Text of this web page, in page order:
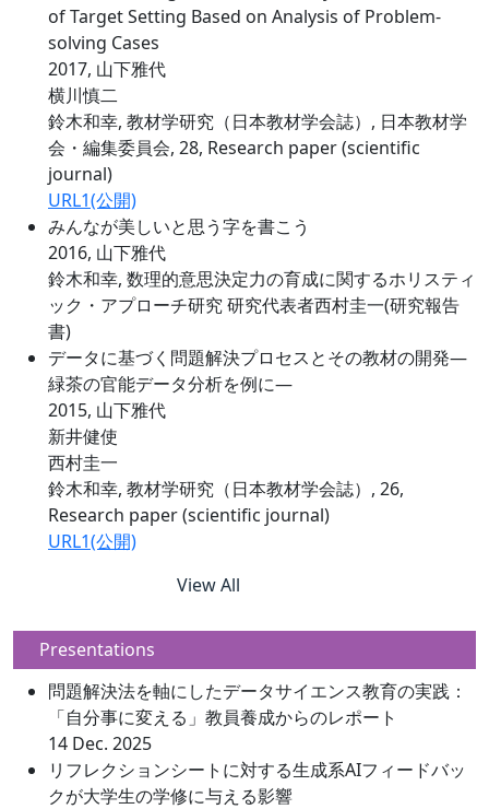
of Target Setting Based on Analysis of Problem-
solving Cases
2017, 山下雅代
横川慎二
鈴木和幸, 教材学研究（日本教材学会誌）, 日本教材学
会・編集委員会, 28, Research paper (scientific
journal)
URL1(公開)
みんなが美しいと思う字を書こう
2016, 山下雅代
鈴木和幸, 数理的意思決定力の育成に関するホリスティ
ック・アプローチ研究 研究代表者西村圭一(研究報告
書)
データに基づく問題解決プロセスとその教材の開発―
緑茶の官能データ分析を例に―
2015, 山下雅代
新井健使
西村圭一
鈴木和幸, 教材学研究（日本教材学会誌）, 26,
Research paper (scientific journal)
URL1(公開)
View All
Presentations
問題解決法を軸にしたデータサイエンス教育の実践：
「自分事に変える」教員養成からのレポート
14 Dec. 2025
リフレクションシートに対する生成系AIフィードバッ
クが大学生の学修に与える影響